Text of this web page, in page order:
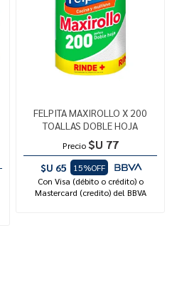
FELPITA MAXIROLLO X 200
TOALLAS DOBLE HOJA
Precio $U 77
$U 65
15%OFF
Con Visa (débito o crédito) o
Mastercard (credito) del BBVA